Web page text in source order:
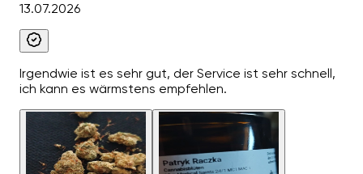
13.07.2026
Irgendwie ist es sehr gut, der Service ist sehr schnell,
ich kann es wärmstens empfehlen.